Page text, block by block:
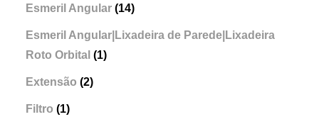
Esmeril Angular (14)
Esmeril Angular|Lixadeira de Parede|Lixadeira
Roto Orbital (1)
Extensão (2)
Filtro (1)